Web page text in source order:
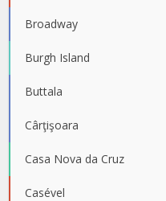
Broadway
Burgh Island
Buttala
Cârţişoara
Casa Nova da Cruz
Casével